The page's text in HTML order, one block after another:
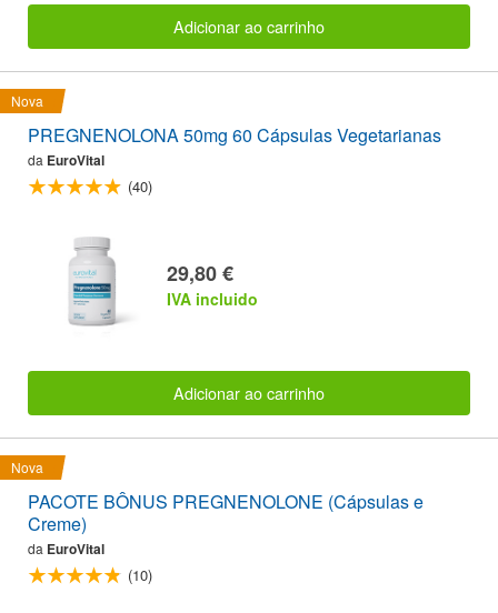
Adicionar ao carrinho
Nova
PREGNENOLONA 50mg 60 Cápsulas Vegetarianas
da EuroVital
(40)
29,80 €
IVA incluido
Adicionar ao carrinho
Nova
PACOTE BÔNUS PREGNENOLONE (Cápsulas e
Creme)
da EuroVital
(10)